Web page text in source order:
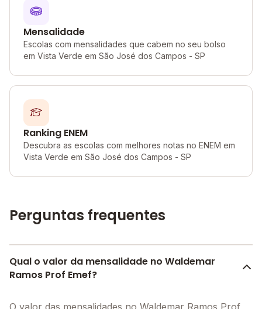
Mensalidade
Escolas com mensalidades que cabem no seu bolso
em Vista Verde em São José dos Campos - SP
Ranking ENEM
Descubra as escolas com melhores notas no ENEM em
Vista Verde em São José dos Campos - SP
Perguntas frequentes
Qual o valor da mensalidade no Waldemar
Ramos Prof Emef?
O valor das mensalidades no Waldemar Ramos Prof